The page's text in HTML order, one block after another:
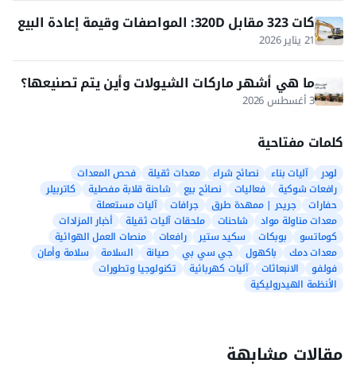
كات 323 مقابل 320D: المواصفات وقيمة إعادة البيع
في 2026
21 يناير 2026
ما هي أشهر ماركات الشيولات وأين يتم تصنيعها؟
3 أغسطس 2026
كلمات مفتاحية
لودر آليات بناء نصائح شراء معدات ثقيلة
فحص المعدات
رافعات شوكية
فعاليات نصائح بيع شاحنة قلابة مفصلية
كاتربيلر
حفارات
جريدر | ممهدة طرق جرافات
آليات مستعملة
معدات مناولة مواد
شاحنات ملحقات آليات ثقيلة
أخبار المزادات
كوماتسو
بوبكات سكيد ستير رافعات
منصات العمل الهوائية
معدات دمك
باكهول جي سي بي صيانة السلامة
سلامة وأمان
فولفو
الانبعاثات آليات كهربائية
تكنولوجيا وتطورات
الأنظمة الهيدروليكية
مقالات مشابهة